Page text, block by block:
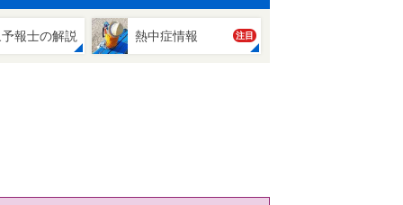
報士の解説 熱中症情報 注目